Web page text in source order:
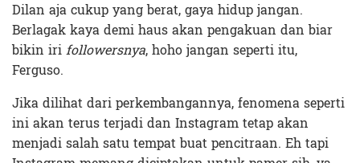
Dilan aja cukup yang berat, gaya hidup jangan.
Berlagak kaya demi haus akan pengakuan dan biar
bikin irifollowersnya, hoho jangan seperti itu,
Ferguso.
Jika dilihat dari perkembangannya, fenomena seperti
ini akan terus terjadi dan Instagram tetap akan
menjadi salah satu tempat buat pencitraan. Eh tapi